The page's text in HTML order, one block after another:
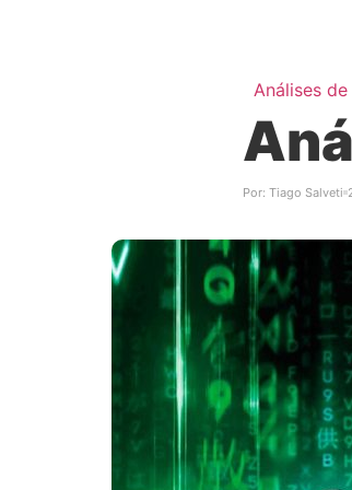
Análises
Por: Tiago Salveti